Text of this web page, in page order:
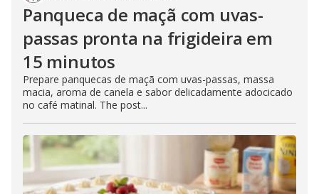
Panqueca de maçã com uvas-
passas pronta na frigideira em
15 minutos
Prepare panquecas de maçã com uvas-passas, massa
macia, aroma de canela e sabor delicadamente adocicado
no café matinal. The post...